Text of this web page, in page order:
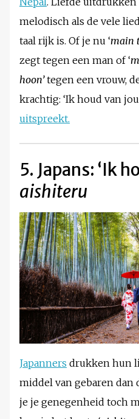
melodisch als de vele
taal rijk is. Of je nu ‘main
zegt tegen een man of ‘
hoon’tegen een vrouw,
krachtig: ‘Ik houd van
uitspreekt.
5. Japans: ‘Ik
aishiteru
Japanners drukken hun
middel van gebaren dan
je je genegenheid toch